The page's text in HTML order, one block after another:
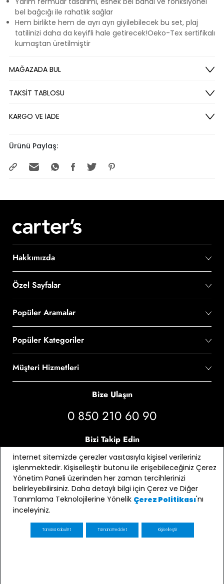
bel bağcığı ile rahatlık sağlar
Hem birlikte hem de ayrı ayrı giyilebilecek bu set, plaj
tatilinizi daha da keyifli hale getirecek!Oeko-Tex sertifikalı
kumaştan üretilmiştir
MAĞAZADA BUL
TAKSİT TABLOSU
KARGO VE İADE
Ürünü Paylaş:
Hakkımızda
Özel Sayfalar
Popüler Aramalar
Popüler Kategoriler
Müşteri Hizmetleri
Bize Ulaşın
0 850 210 60 90
Bizi Takip Edin
İnternet sitemizde çerezler vasıtasıyla kişisel verileriniz
işlenmektedir. Kişiselleştir butonu ile erişebileceğiniz Çerez
Yönetim Paneli üzerinden her zaman tercihlerinizi
belirleyebilirsiniz. Daha detaylı bilgi için Çerez ve Diğer
Tanımlama Teknolojilerine Yönelik Çerez Politikası'nı
inceleyiniz.
Tümünü Kabul Et Tümünü Reddet Kişiselleştir